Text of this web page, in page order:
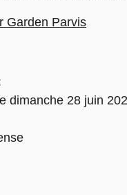
Garden Parvis
dimanche 28 juin